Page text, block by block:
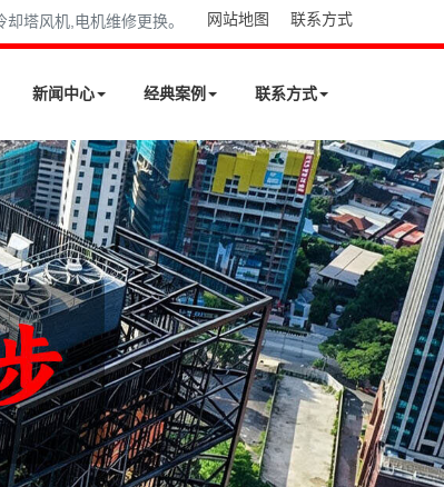
塔风机,电机维修更换。 网站地图 联系方式
新闻中心 经典案例 联系方式